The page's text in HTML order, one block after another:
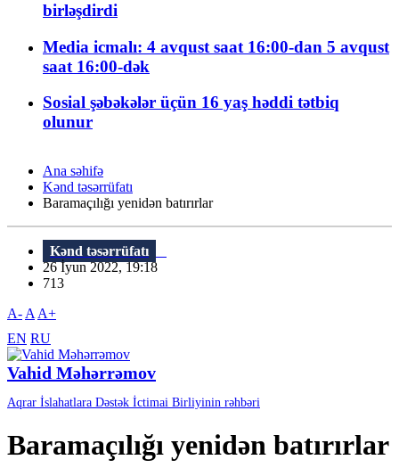
birləşdirdi
Media icmalı: 4 avqust saat 16:00-dan 5 avqust
saat 16:00-dək
Sosial şəbəkələr üçün 16 yaş həddi tətbiq
olunur
Ana səhifə
Kənd təsərrüfatı
Baramaçılığı yenidən batırırlar
Kənd təsərrüfatı
26 İyun 2022, 19:18
713
A- A A+
EN RU
Vahid Məhərrəmov
Aqrar İslahatlara Dəstək İctimai Birliyinin rəhbəri
Baramaçılığı yenidən batırırlar